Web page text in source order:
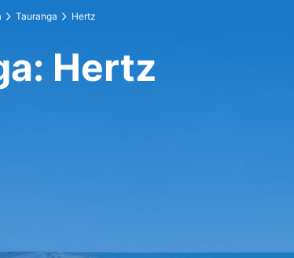
Tauranga Hertz
Hertz